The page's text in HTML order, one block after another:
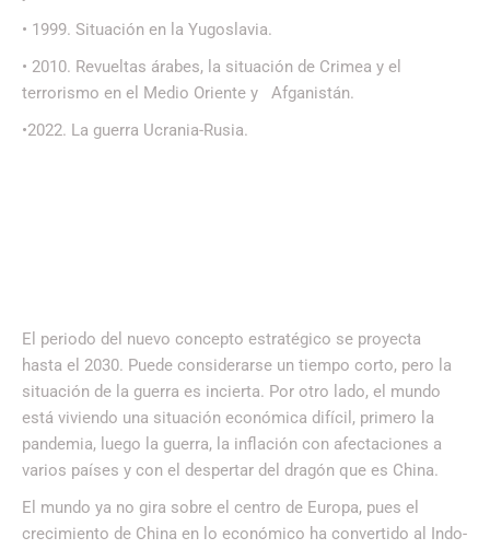
• 1999. Situación en la Yugoslavia.
• 2010. Revueltas árabes, la situación de Crimea y el
terrorismo en el Medio Oriente y Afganistán.
•2022. La guerra Ucrania-Rusia.
El periodo del nuevo concepto estratégico se proyecta
hasta el 2030. Puede considerarse un tiempo corto, pero la
situación de la guerra es incierta. Por otro lado, el mundo
está viviendo una situación económica difícil, primero la
pandemia, luego la guerra, la inflación con afectaciones a
varios países y con el despertar del dragón que es China.
El mundo ya no gira sobre el centro de Europa, pues el
crecimiento de China en lo económico ha convertido al Indo-